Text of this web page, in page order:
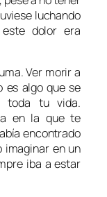
luchando
dolor era
Ver morir a
es algo que se
toda tu vida.
en la que te
encontrado
imaginar en un
iba a estar